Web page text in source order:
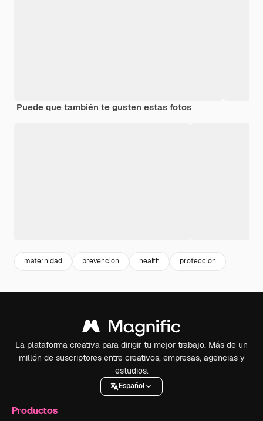
Puede que también te gusten estas fotos
maternidad prevencion health proteccion
La plataforma creativa para dirigir tu mejor trabajo. Más de un
millón de suscriptores entre creativos, empresas, agencias y
estudios.
Español
Productos